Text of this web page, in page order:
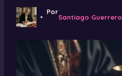
Por
Santiago Guerrero